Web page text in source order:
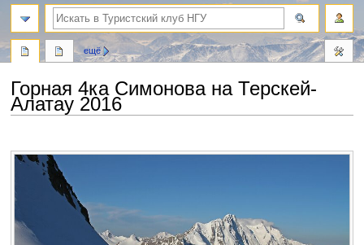
Горная 4ка Симонова на Терскей-
Алатау 2016
к
навигации
к
поиску
ещё
поиск